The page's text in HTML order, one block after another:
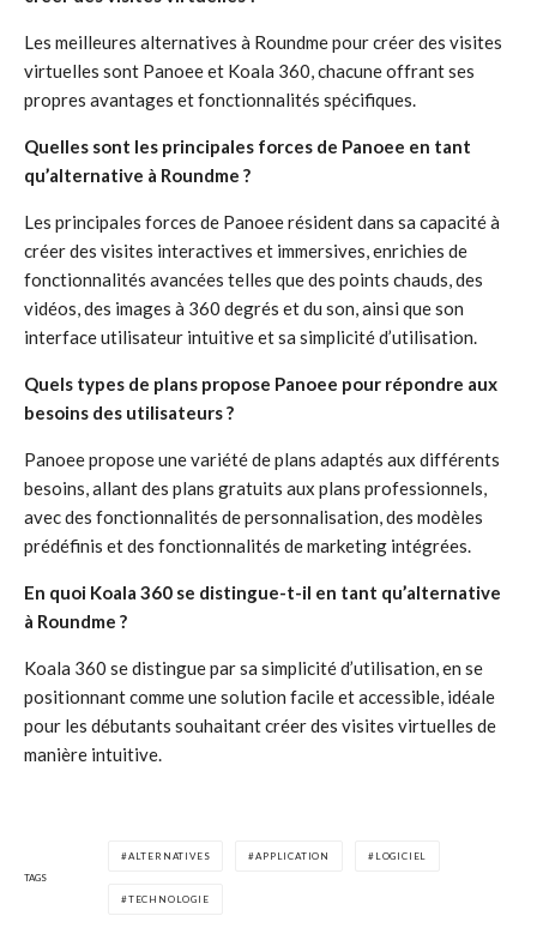
Les meilleures alternatives à Roundme pour créer des visites
virtuelles sont Panoee et Koala 360, chacune offrant ses
propres avantages et fonctionnalités spécifiques.
Quelles sont les principales forces de Panoee en tant
qu’alternative à Roundme ?
Les principales forces de Panoee résident dans sa capacité à
créer des visites interactives et immersives, enrichies de
fonctionnalités avancées telles que des points chauds, des
vidéos, des images à 360 degrés et du son, ainsi que son
interface utilisateur intuitive et sa simplicité d’utilisation.
Quels types de plans propose Panoee pour répondre aux
besoins des utilisateurs ?
Panoee propose une variété de plans adaptés aux différents
besoins, allant des plans gratuits aux plans professionnels,
avec des fonctionnalités de personnalisation, des modèles
prédéfinis et des fonctionnalités de marketing intégrées.
En quoi Koala 360 se distingue-t-il en tant qu’alternative
à Roundme ?
Koala 360 se distingue par sa simplicité d’utilisation, en se
positionnant comme une solution facile et accessible, idéale
pour les débutants souhaitant créer des visites virtuelles de
manière intuitive.
TAGS
ALTERNATIVES APPLICATION LOGICIEL
TECHNOLOGIE